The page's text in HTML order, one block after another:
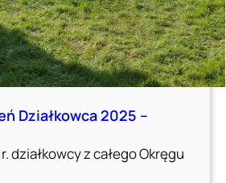
Działkowca 2025 –
działkowcy z całego Okręgu